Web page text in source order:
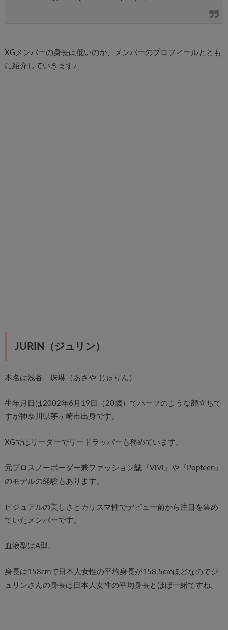
XGメンバーの身長は低いのか、メンバーのプロフィールととも
に紹介していきます♪
JURIN（ジュリン）
本名は浅谷 珠琳（あさや じゅりん）
生年月日は2002年6月19日（20歳）でハーフのような顔立ちで
すが神奈川県茅ヶ崎市出身です。
XGではリーダーでリードラッパーも務めています。
元プロスノーボーダー兼ファッション誌『ViVi』や『Popteen』
のモデルの経験もあります。
ビジュアルの美しさとカリスマ性でデビュー前から注目を集め
ていたメンバーです。
血液型はA型。
身長は158cmで日本人女性の平均身長が158.5cmほどなのでジ
ュリンさんの身長は日本人女性の平均身長とほぼ一緒ですね。